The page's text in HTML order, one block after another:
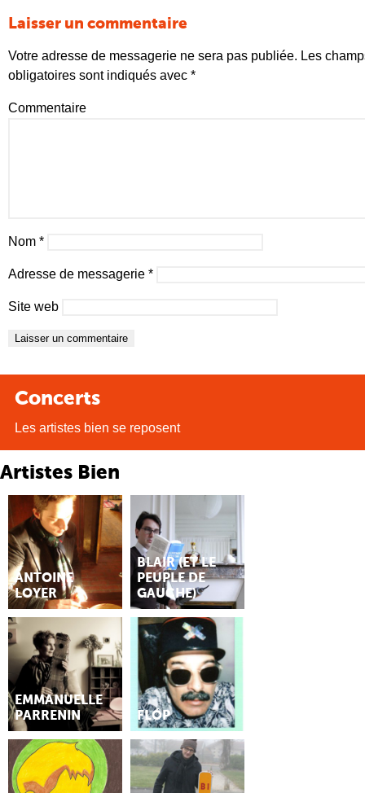
Laisser un commentaire
Votre adresse de messagerie ne sera pas publiée. Les
obligatoires sont indiqués avec *
Commentaire
Nom *
Adresse de messagerie *
Site web
Concerts
Les artistes bien se reposent
Artistes Bien
ANTOINE
LOYER
BLAIR (ET LE
PEUPLE DE
GAUCHE)
EMMANUELLE
PARRENIN
FLÓP